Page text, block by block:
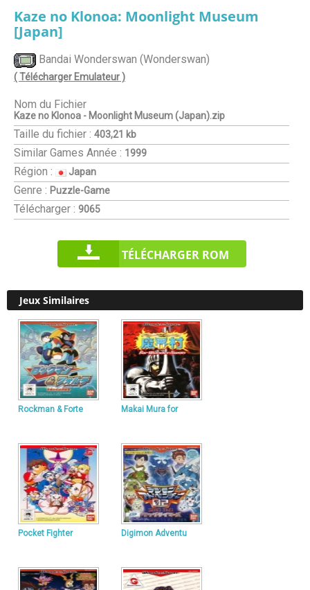
Kaze no Klonoa: Moonlight Museum
[Japan]
Bandai Wonderswan (Wonderswan)
( Télécharger Emulateur )
Nom du Fichier
Kaze no Klonoa - Moonlight Museum (Japan).zip
Taille du fichier : 403,21 kb
Similar Games Année : 1999
Région : Japan
Genre : Puzzle-Game
Télécharger : 9065
TÉLÉCHARGER ROM
Jeux Similaires
Rockman & Forte Makai Mura for
Pocket Fighter Digimon Adventu